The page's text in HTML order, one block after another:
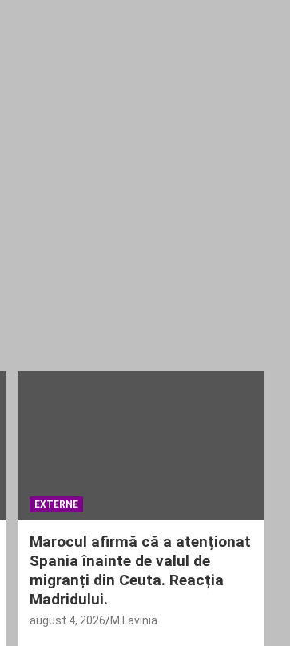
EXTERNE
Marocul afirmă că a atenționat
Spania înainte de valul de
migranți din Ceuta. Reacția
Madridului.
august 4, 2026 M Lavinia